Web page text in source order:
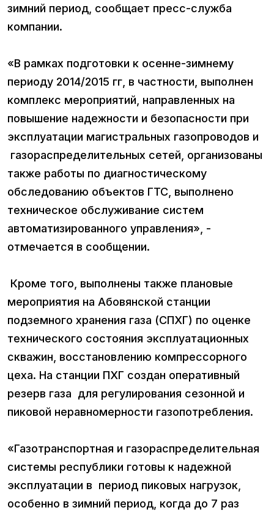
зимний период, сообщает пресс-служба
компании.
«В рамках подготовки к осенне-зимнему
периоду 2014/2015 гг, в частности, выполнен
комплекс мероприятий, направленных на
повышение надежности и безопасности при
эксплуатации магистральных газопроводов и
газораспределительных сетей, организованы
также работы по диагностическому
обследованию объектов ГТС, выполнено
техническое обслуживание систем
автоматизированного управления», -
отмечается в сообщении.
Кроме того, выполнены также плановые
мероприятия на Абовянской станции
подземного хранения газа (СПХГ) по оценке
технического состояния эксплуатационных
скважин, восстановлению компрессорного
цеха. На станции ПХГ создан оперативный
резерв газа для регулирования сезонной и
пиковой неравномерности газопотребления.
«Газотранспортная и газораспределительная
системы республики готовы к надежной
эксплуатации в период пиковых нагрузок,
особенно в зимний период, когда до 7 раз